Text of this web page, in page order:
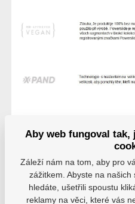
Hodnocení
Hodnocení pochází od
produkty mohou pouze
Aby web fungoval tak,
Záleží nám na tom, aby pro
zážitkem. Abyste na
hledáte, ušetřili spoustu
reklamy na věci, které vás